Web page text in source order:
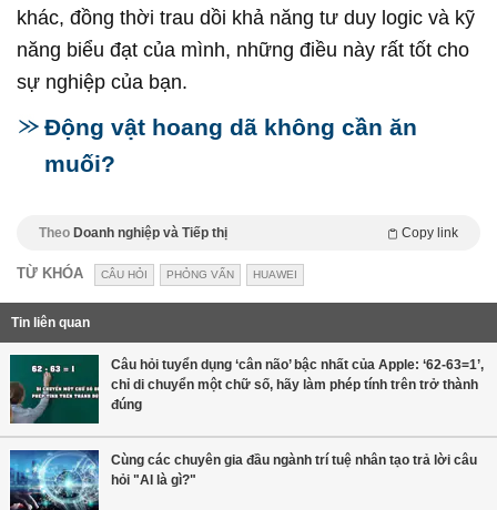
khác, đồng thời trau dồi khả năng tư duy logic và kỹ
năng biểu đạt của mình, những điều này rất tốt cho
sự nghiệp của bạn.
Động vật hoang dã không cần ăn
muối?
Theo Doanh nghiệp và Tiếp thị Copy link
TỪ KHÓA CÂU HỎI PHỎNG VẤN HUAWEI
Tin liên quan
Câu hỏi tuyển dụng ‘cân não’ bậc nhất của Apple: ‘62-63=1’,
chỉ di chuyển một chữ số, hãy làm phép tính trên trở thành
đúng
Cùng các chuyên gia đầu ngành trí tuệ nhân tạo trả lời câu
hỏi "AI là gì?"